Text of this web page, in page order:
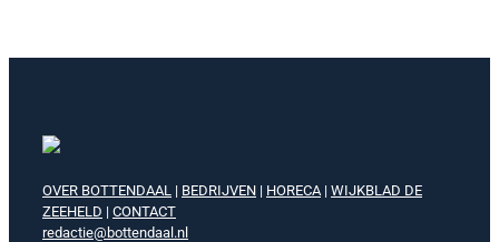
OVER BOTTENDAAL | BEDRIJVEN | HORECA | WIJKBLAD DE
ZEEHELD | CONTACT
redactie@bottendaal.nl